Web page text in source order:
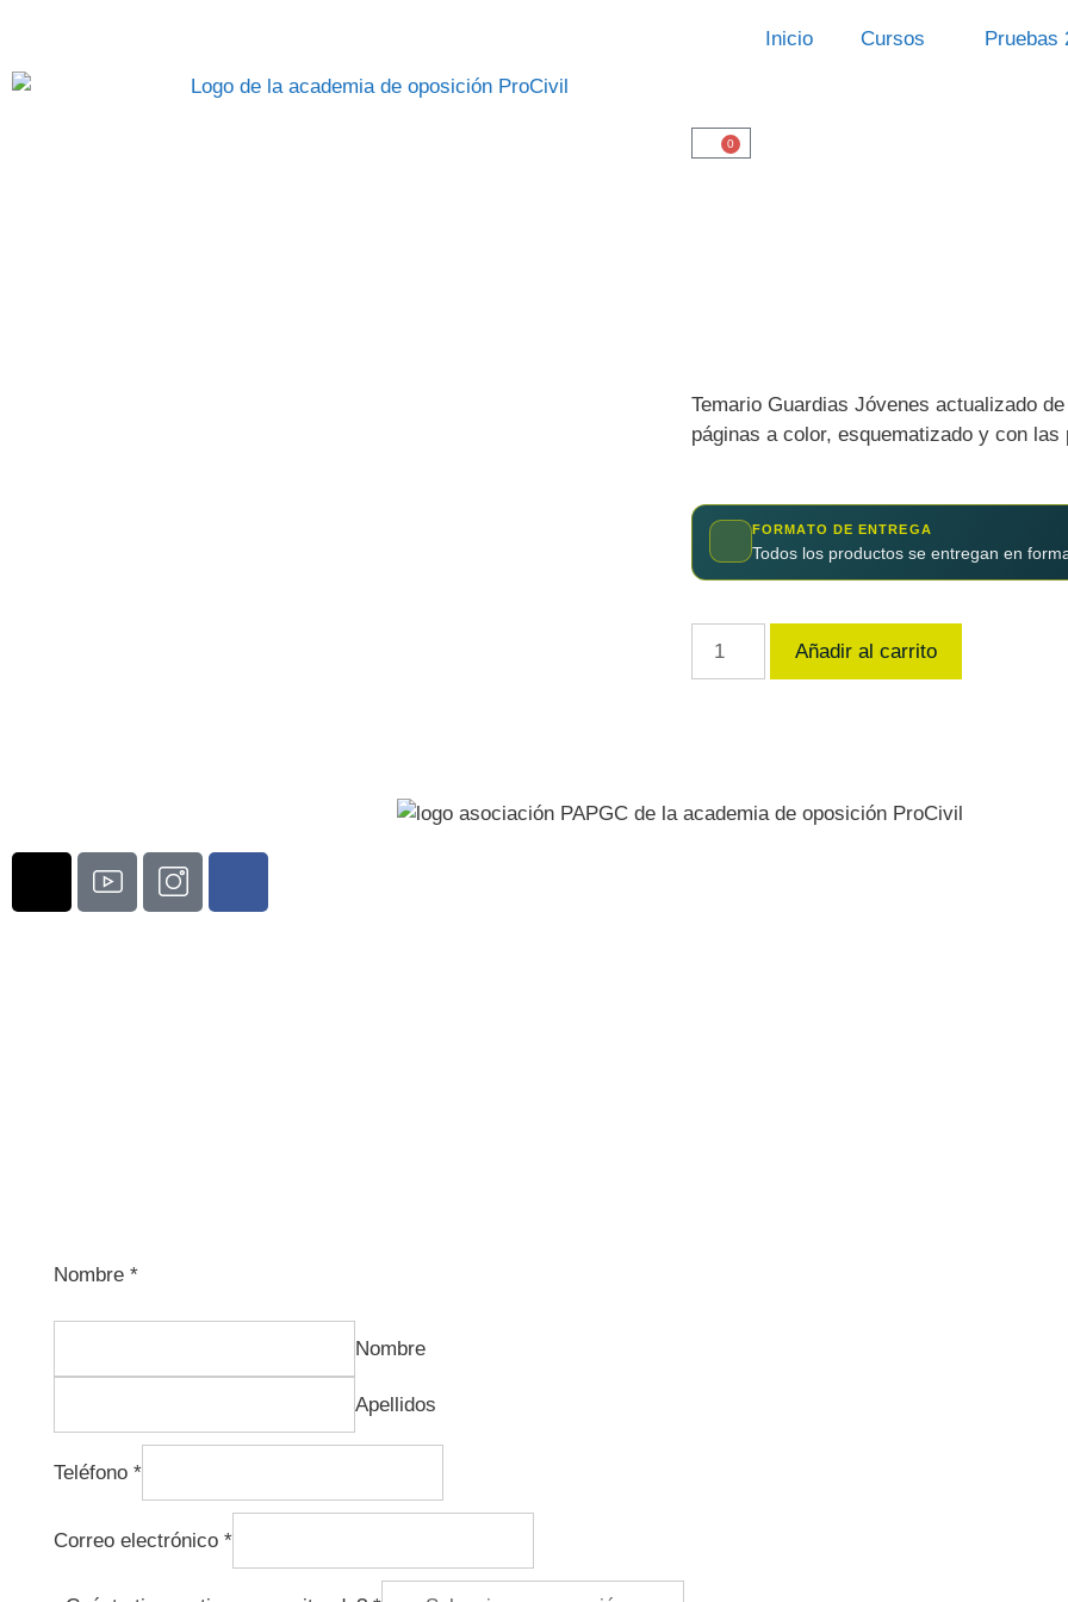
Inicio Cursos Pruebas
0
Temario Guardias Jóvenes actualizado
páginas a color, esquematizado y con
FORMATO DE ENTREGA
Todos los productos se entregan en
Añadir al carrito
Nombre *
Nombre
Apellidos
Teléfono *
Correo electrónico *